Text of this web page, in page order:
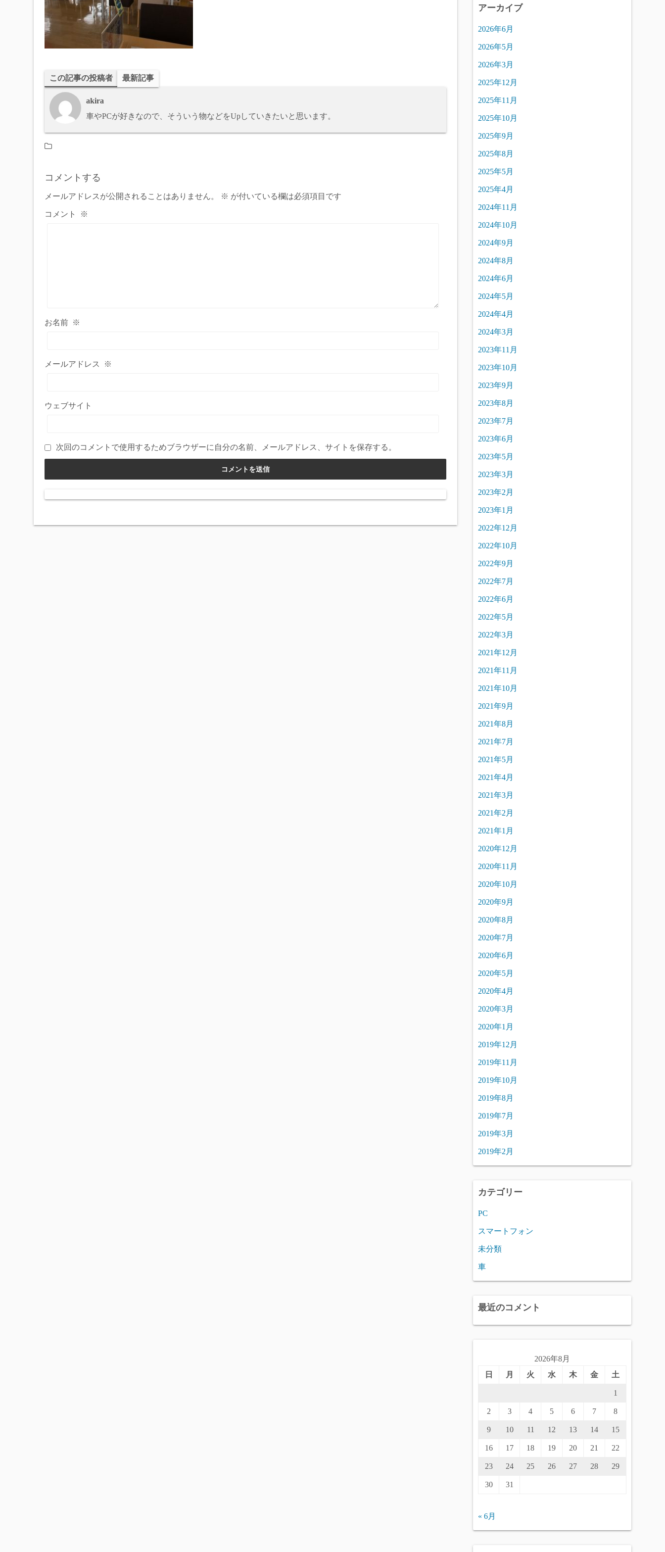
この記事の投稿者 最新記事
akira
車やPCが好きなので、そういう物などをUpしていきたいと思います。
コメントする
メールアドレスが公開されることはありません。 ※ が付いている欄は必須項目です
コメント ※
お名前 ※
メールアドレス ※
ウェブサイト
次回のコメントで使用するためブラウザーに自分の名前、メールアドレス、サイトを保存する。
アーカイブ
2026年6月
2026年5月
2026年3月
2025年12月
2025年11月
2025年10月
2025年9月
2025年8月
2025年5月
2025年4月
2024年11月
2024年10月
2024年9月
2024年8月
2024年6月
2024年5月
2024年4月
2024年3月
2023年11月
2023年10月
2023年9月
2023年8月
2023年7月
2023年6月
2023年5月
2023年3月
2023年2月
2023年1月
2022年12月
2022年10月
2022年9月
2022年7月
2022年6月
2022年5月
2022年3月
2021年12月
2021年11月
2021年10月
2021年9月
2021年8月
2021年7月
2021年5月
2021年4月
2021年3月
2021年2月
2021年1月
2020年12月
2020年11月
2020年10月
2020年9月
2020年8月
2020年7月
2020年6月
2020年5月
2020年4月
2020年3月
2020年1月
2019年12月
2019年11月
2019年10月
2019年8月
2019年7月
2019年3月
2019年2月
カテゴリー
PC
スマートフォン
未分類
車
最近のコメント
2026年8月
日
月 火 水 木 金 土
1
2 3 4 5 6 7 8
9 10 11 12 13 14 15
16 17 18 19 20 21 22
23 24 25 26 27 28 29
30 31
« 6月